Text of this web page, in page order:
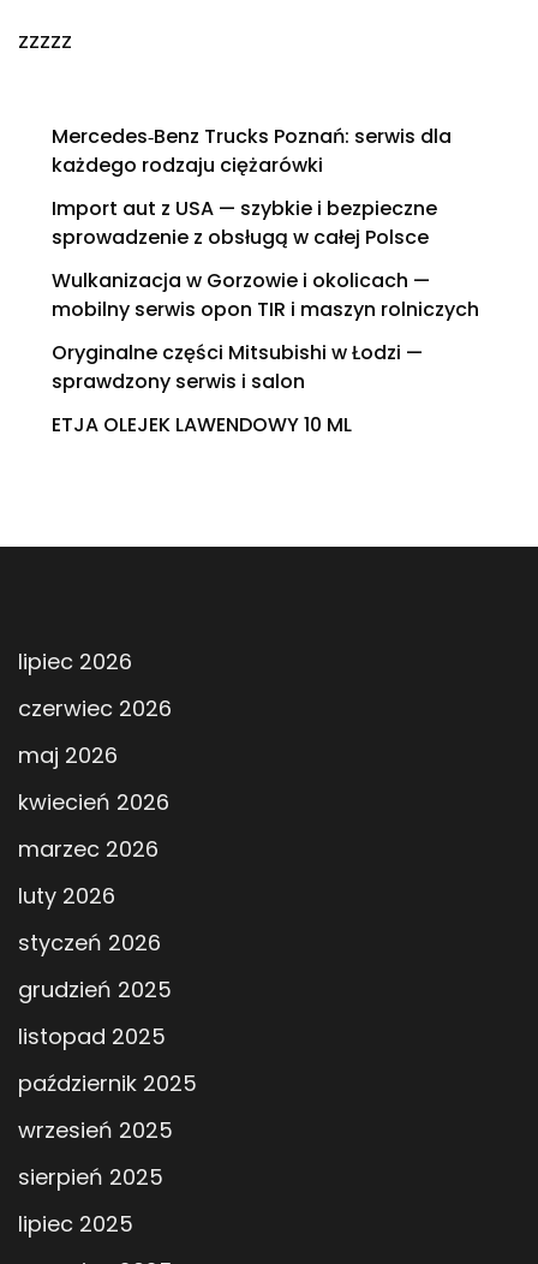
zzzzz
Mercedes‑Benz Trucks Poznań: serwis dla
każdego rodzaju ciężarówki
Import aut z USA — szybkie i bezpieczne
sprowadzenie z obsługą w całej Polsce
Wulkanizacja w Gorzowie i okolicach —
mobilny serwis opon TIR i maszyn rolniczych
Oryginalne części Mitsubishi w Łodzi —
sprawdzony serwis i salon
ETJA OLEJEK LAWENDOWY 10 ML
lipiec 2026
czerwiec 2026
maj 2026
kwiecień 2026
marzec 2026
luty 2026
styczeń 2026
grudzień 2025
listopad 2025
październik 2025
wrzesień 2025
sierpień 2025
lipiec 2025